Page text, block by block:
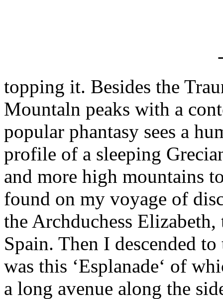
topping it. Besides the
Mountaln peaks with a
popular phantasy sees a
profile of a sleeping
and more high mountains
found on my voyage of
the Archduchess
Spain. Then I descended
was this ‘Esplanade‘ of
a long avenue along the